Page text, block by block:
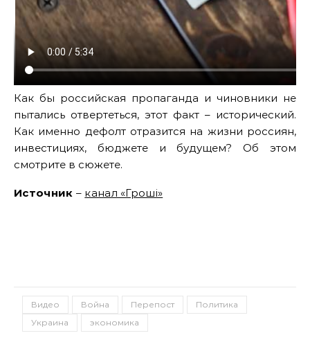
Как бы российская пропаганда и чиновники не
пытались отвертеться, этот факт – исторический.
Как именно дефолт отразится на жизни россиян,
инвестициях, бюджете и будущем? Об этом
смотрите в сюжете.
Источник – канал «Гроші»
Видео Война Перепост
Политика
Украина
экономика